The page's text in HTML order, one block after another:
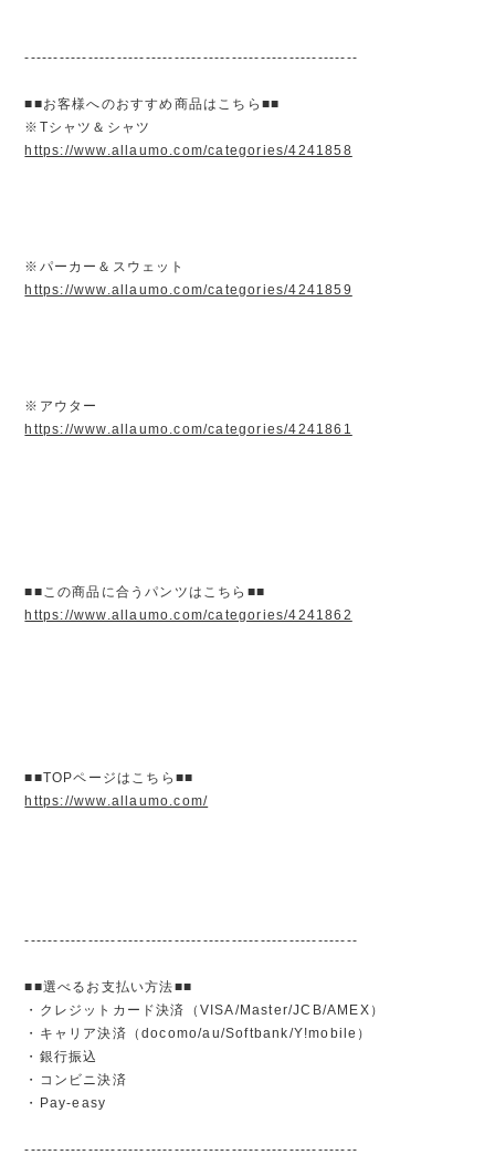
----------------------------------------------------------
■■お客様へのおすすめ商品はこちら■■
※Tシャツ＆シャツ
https://www.allaumo.com/categories/4241858
※パーカー＆スウェット
https://www.allaumo.com/categories/4241859
※アウター
https://www.allaumo.com/categories/4241861
■■この商品に合うパンツはこちら■■
https://www.allaumo.com/categories/4241862
■■TOPページはこちら■■
https://www.allaumo.com/
----------------------------------------------------------
■■選べるお支払い方法■■
・クレジットカード決済（VISA/Master/JCB/AMEX）
・キャリア決済（docomo/au/Softbank/Y!mobile）
・銀行振込
・コンビニ決済
・Pay-easy
----------------------------------------------------------